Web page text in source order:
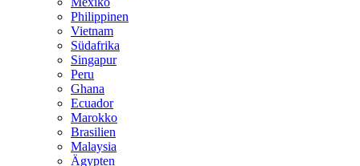
Philippinen
Vietnam
Südafrika
Singapur
Peru
Ghana
Ecuador
Marokko
Brasilien
Malaysia
Ägypten